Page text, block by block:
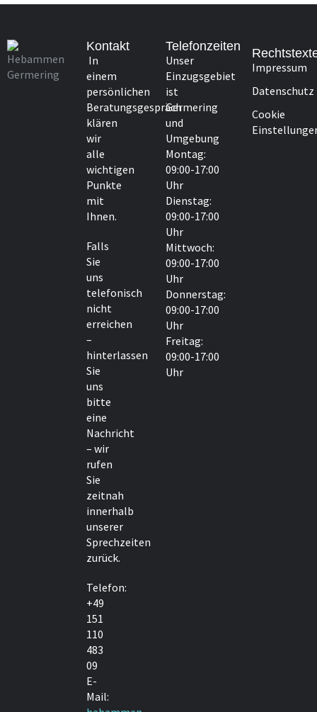
Kontakt
In
einem
persönlichen
Beratungsgespräch
klären
wir
alle
wichtigen
Punkte
mit
Ihnen.
Falls
Sie
uns
telefonisch
nicht
erreichen
–
hinterlassen
Sie
uns
bitte
eine
Nachricht
– wir
rufen
Sie
zeitnah
innerhalb
unserer
Sprechzeiten
zurück.
Telefon:
+49
151
110
483
09
E-
Mail:
Telefonzeiten
Unser
Einzugsgebiet
ist
Germering
und
Umgebung
Montag:
09:00-17:00
Uhr
Dienstag:
09:00-17:00
Uhr
Mittwoch:
09:00-17:00
Uhr
Donnerstag:
09:00-17:00
Uhr
Freitag:
09:00-17:00
Uhr
Impressum
Datenschutz
Cookie